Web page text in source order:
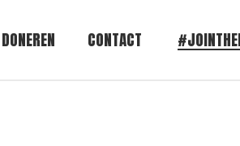
DONEREN CONTACT